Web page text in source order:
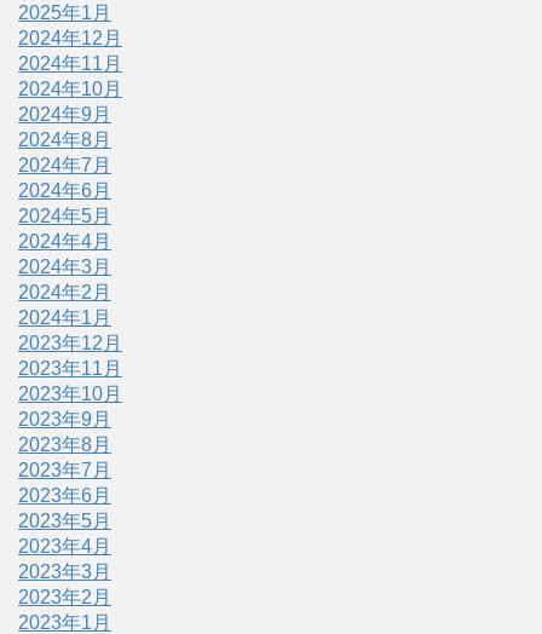
2025年1月
2024年12月
2024年11月
2024年10月
2024年9月
2024年8月
2024年7月
2024年6月
2024年5月
2024年4月
2024年3月
2024年2月
2024年1月
2023年12月
2023年11月
2023年10月
2023年9月
2023年8月
2023年7月
2023年6月
2023年5月
2023年4月
2023年3月
2023年2月
2023年1月